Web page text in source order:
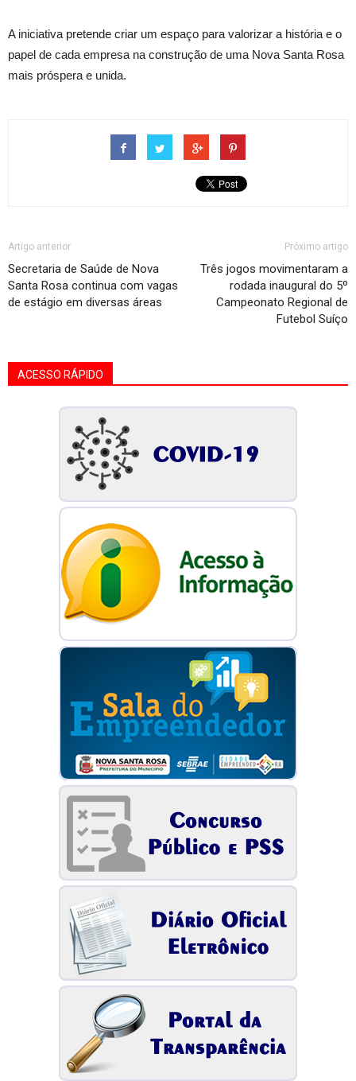
A iniciativa pretende criar um espaço para valorizar a história e o
papel de cada empresa na construção de uma Nova Santa Rosa
mais próspera e unida.
Artigo anterior
Secretaria de Saúde de Nova
Santa Rosa continua com vagas
de estágio em diversas áreas
Próximo artigo
Três jogos movimentaram a
rodada inaugural do 5º
Campeonato Regional de
Futebol Suíço
ACESSO RÁPIDO